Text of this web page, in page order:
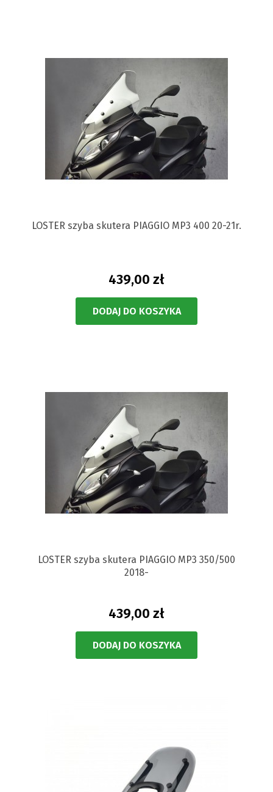
LOSTER szyba skutera PIAGGIO MP3 400 20-21r.
439,00 zł
DODAJ DO KOSZYKA
LOSTER szyba skutera PIAGGIO MP3 350/500
2018-
439,00 zł
DODAJ DO KOSZYKA